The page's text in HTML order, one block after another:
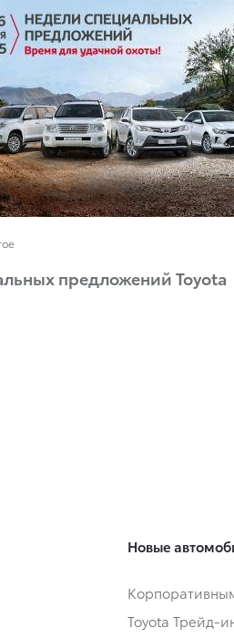
предложений Toyota
Новые
Toyota Трейд-